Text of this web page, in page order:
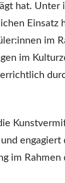
hat.
im
im
im